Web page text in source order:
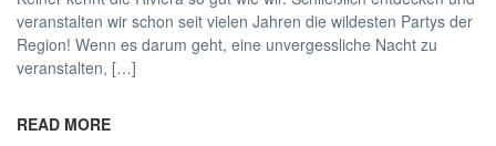
veranstalten wir schon seit vielen Jahren die wildesten Partys der
Region! Wenn es darum geht, eine unvergessliche Nacht zu
veranstalten, […]
READ MORE